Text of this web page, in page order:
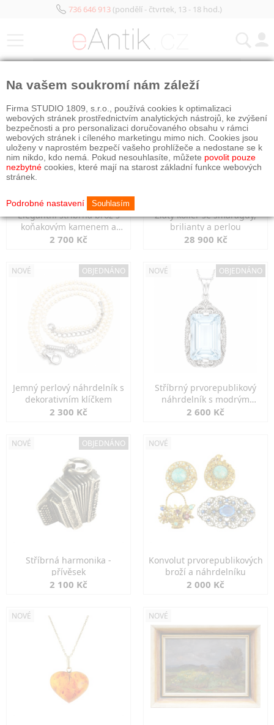
736 646 913(pondělí - čtvrtek, 13 - 18 hod.)
Elegantní stříbrná brož s
koňakovým kamenem a
markazity
2 700 Kč
Zlatý kolier se smaragdy,
brilianty a perlou
28 900 Kč
NOVÉ OBJEDNÁNO
Jemný perlový náhrdelník s
dekorativním klíčkem
2 300 Kč
NOVÉ OBJEDNÁNO
Stříbrný prvorepublikový
náhrdelník s modrým
spinelem
2 600 Kč
NOVÉ OBJEDNÁNO
Stříbrná harmonika -
přívěsek
2 100 Kč
NOVÉ
Konvolut prvorepublikových
broží a náhrdelníku
2 000 Kč
NOVÉ NOVÉ
Na vašem soukromí nám záleží
Firma STUDIO 1809, s.r.o., používá cookies k optimalizaci
webových stránek prostřednictvím analytických nástrojů, ke zvýšení
bezpečnosti a pro personalizaci doručovaného obsahu v rámci
webových stránek i cíleného marketingu mimo nich. Cookies jsou
uloženy v naprostém bezpečí vašeho prohlížeče a nedostane se k
nim nikdo, kdo nemá. Pokud nesouhlasíte, můžete povolit pouze
nezbytné cookies, které mají na starost základní funkce webových
stránek.
Podrobné nastavení Souhlasím